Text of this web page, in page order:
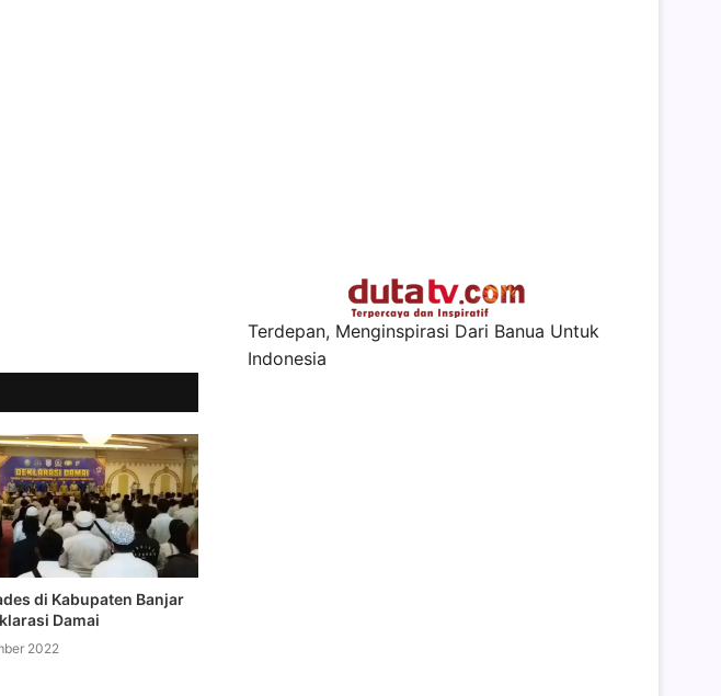
di Kabupaten Banjar
Damai
2022
Terdepan, Menginspirasi Dari Banua Untuk
Indonesia